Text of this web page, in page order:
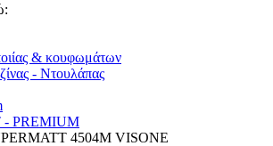
& κουφωμάτων
- Ντουλάπας
- PREMIUM
4504Μ VISONE